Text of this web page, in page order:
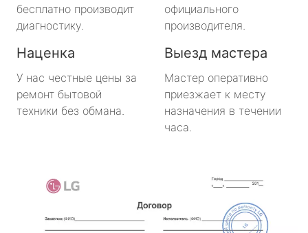
бесплатно производит
диагностику.
официального
производителя.
Наценка
У нас честные цены за
ремонт бытовой
техники без обмана.
Выезд мастера
Мастер оперативно
приезжает к месту
назначения в течении
часа.